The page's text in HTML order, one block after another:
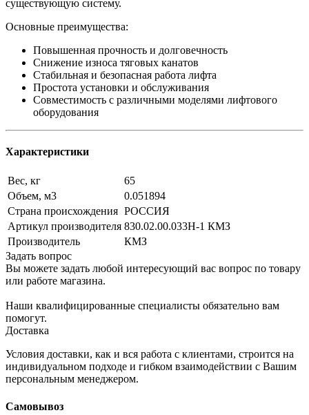
существующую систему.
Основные преимущества:
Повышенная прочность и долговечность
Снижение износа тяговых канатов
Стабильная и безопасная работа лифта
Простота установки и обслуживания
Совместимость с различными моделями лифтового
оборудования
Характеристики
Вес, кг
65
Объем, м3
0.051894
Страна происхождения РОССИЯ
Артикул производителя 830.02.00.033Н-1 КМЗ
Производитель
КМЗ
Задать вопрос
Вы можете задать любой интересующий вас вопрос по товару
или работе магазина.
Наши квалифицированные специалисты обязательно вам
помогут.
Доставка
Условия доставки, как и вся работа с клиентами, строится на
индивидуальном подходе и гибком взаимодействии с Вашим
персональным менеджером.
Самовывоз